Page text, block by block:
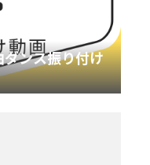
ンス振り付け